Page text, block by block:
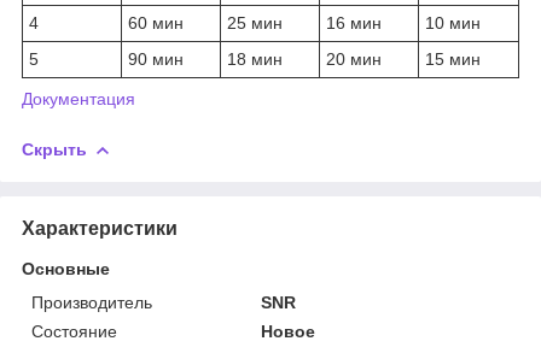
4
60 мин 25 мин 16 мин
10 мин
5
90 мин 18 мин 20 мин 15 мин
Документация
Скрыть
Характеристики
Основные
Производитель
SNR
Состояние
Новое